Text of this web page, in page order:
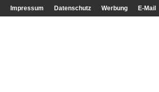
Impressum Datenschutz Werbung E-Mail